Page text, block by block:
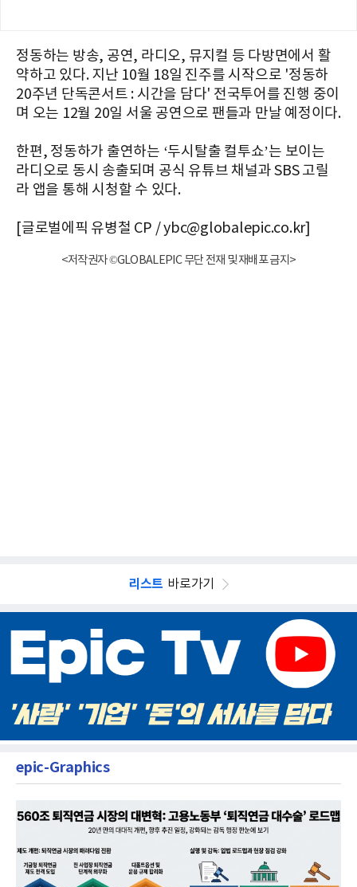
정동하는 방송, 공연, 라디오, 뮤지컬 등 다방면에서 활
약하고 있다. 지난 10월 18일 진주를 시작으로 '정동하
20주년 단독콘서트 : 시간을 담다' 전국투어를 진행 중이
며 오는 12월 20일 서울 공연으로 팬들과 만날 예정이다.
한편, 정동하가 출연하는 ‘두시탈출 컬투쇼’는 보이는
라디오로 동시 송출되며 공식 유튜브 채널과 SBS 고릴
라 앱을 통해 시청할 수 있다.
[글로벌에픽 유병철 CP / ybc@globalepic.co.kr]
<저작권자 ©GLOBALEPIC 무단 전재 및 재배포 금지>
리스트 바로가기
epic-Graphics